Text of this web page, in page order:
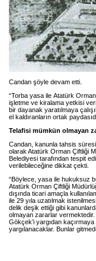
Candan şöyle devam etti.
“Torba yasa ile Atatürk
işletme ve kiralama yetkisi
bir dayanak yaratılmaya
el kaldıranların ortak
Telafisi mümkün olmayan
Candan, kanunla tahsis
olarak Atatürk Orman Çiftliği
Belediyesi tarafından tespit
verilebileceğine dikkat çekti.
“Böylece, yasa ile hukuksuz
Atatürk Orman Çiftliği
dışında ticari amaçla
ile 29 yıla uzatılmak
delik deşik ettiği gibi
olmayan zararlar vermektedir.
Gökçek’i yargıdan
yargılanacaklar. Bunlar